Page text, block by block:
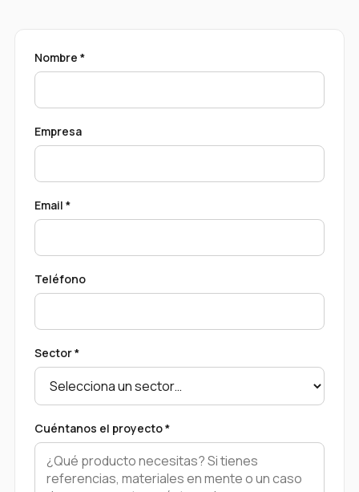
Nombre *
Empresa
Email *
Teléfono
Sector *
Cuéntanos el proyecto *